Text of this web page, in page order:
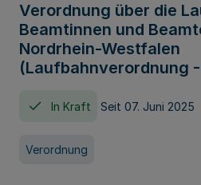
Verordnung über die
Beamtinnen und
Nordrhein-Westfalen
(Laufbahnverordnung -
In Kraft Seit 07. Juni 2025
Verordnung